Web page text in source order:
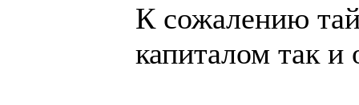
К сожалению
капиталом так и